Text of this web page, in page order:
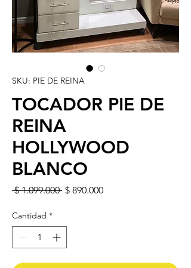
SKU: PIE DE REINA
TOCADOR PIE DE
REINA
HOLLYWOOD
BLANCO
$ 1.099.000 Precio
$ 890.000Precio de oferta
Cantidad *